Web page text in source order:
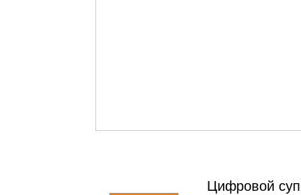
Цифровой